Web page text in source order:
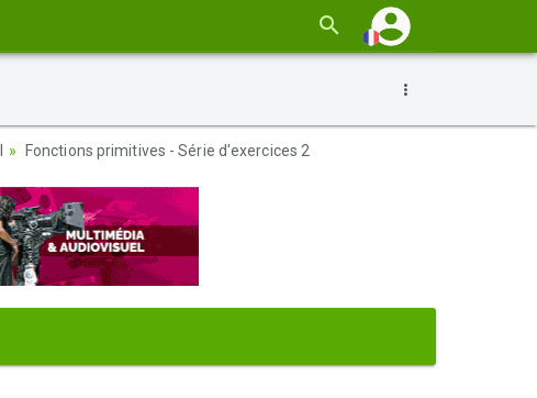
Fonctions primitives - Série d'exercices 2